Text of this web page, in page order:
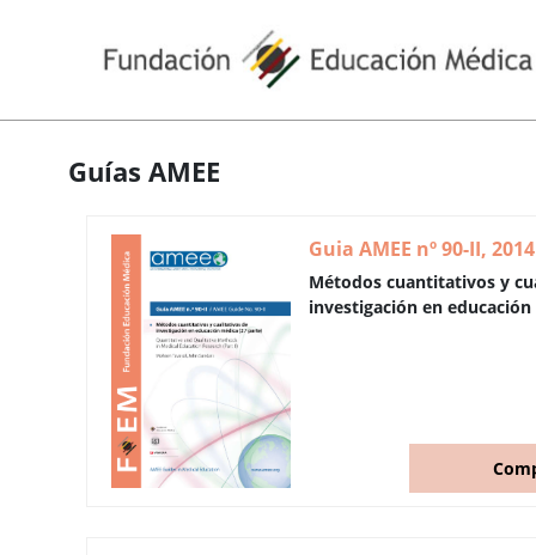
Guías AMEE
Guia AMEE nº 90-II, 2014
Métodos cuantitativos y
investigación en educación